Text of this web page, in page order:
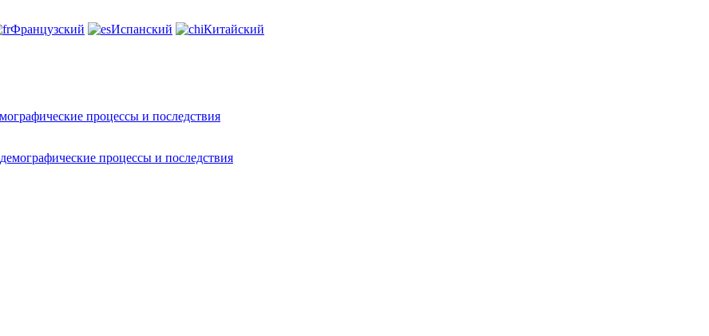
Французский Испанский Китайский
процессы и последствия